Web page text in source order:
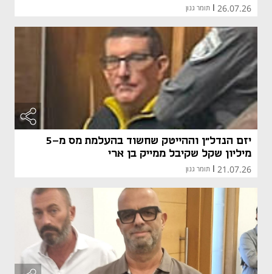
26.07.26 תומר גנון
יזם הנדל"ן וההייטק שחשוד בהעלמת מס מ-5
מיליון שקל שקיבל ממייק בן ארי
21.07.26 תומר גנון